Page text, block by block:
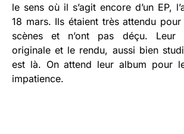
le sens où il s’agit encore d’un EP,
18 mars. Ils étaient très attendu
scènes et n’ont pas déçu. Leur
originale et le rendu, aussi bien
est là. On attend leur album pour
impatience.